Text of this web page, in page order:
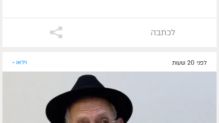
לכתבה
לפני 20 שעות וידאו »